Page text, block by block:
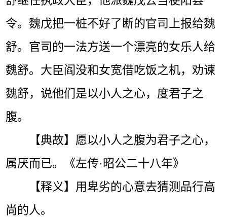
令。魏戊把一桩不好了断的官司上报给魏
舒。官司的一法方送一个漂亮的女乐人给
魏舒。大臣阎没和女宽借吃饭之机，劝谏
魏舒，说他们是以小人之心，度君子之
腹。
【典故】愿以小人之腹为君子之心，
属厌而已。《左传·昭公二十八年》
【释义】用卑劣的心意去猜测品行高
尚的人。